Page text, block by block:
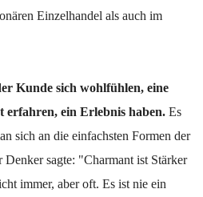
Einzelhandel als auch im
Kunde sich wohlfühlen, eine
erfahren, ein Erlebnis haben. Es
sich an die einfachsten Formen der
sagte: "Charmant ist Stärker
immer, aber oft. Es ist nie ein